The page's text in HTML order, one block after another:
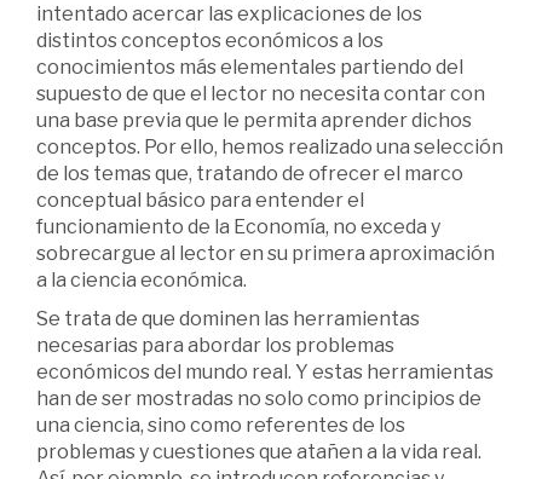
intentado acercar las explicaciones de los
distintos conceptos económicos a los
conocimientos más elementales partiendo del
supuesto de que el lector no necesita contar con
una base previa que le permita aprender dichos
conceptos. Por ello, hemos realizado una selección
de los temas que, tratando de ofrecer el marco
conceptual básico para entender el
funcionamiento de la Economía, no exceda y
sobrecargue al lector en su primera aproximación
a la ciencia económica.
Se trata de que dominen las herramientas
necesarias para abordar los problemas
económicos del mundo real. Y estas herramientas
han de ser mostradas no solo como principios de
una ciencia, sino como referentes de los
problemas y cuestiones que atañen a la vida real.